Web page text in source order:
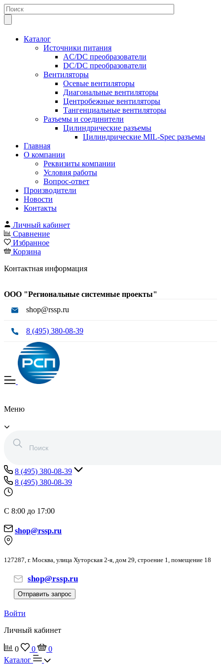
Каталог
Источники питания
AC/DC преобразователи
DC/DC преобразователи
Вентиляторы
Осевые вентиляторы
Диагональные вентиляторы
Центробежные вентиляторы
Тангенциальные вентиляторы
Разъемы и соединители
Цилиндрические разъемы
Цилиндрические MIL-Spec разъемы
Главная
О компании
Реквизиты компании
Условия работы
Вопрос-ответ
Производители
Новости
Контакты
Личный кабинет
Сравнение
Избранное
Корзина
Контактная информация
ООО "Региональные системные проекты"
shop@rssp.ru
8 (495) 380-08-39
Меню
8 (495) 380-08-39
8 (495) 380-08-39
С 8:00 до 17:00
shop@rssp.ru
127287, г. Москва, улица Хуторская 2-я, дом 29, строение 1, помещение 18
shop@rssp.ru
Отправить запрос
Войти
Личный кабинет
0 0
0
Каталог